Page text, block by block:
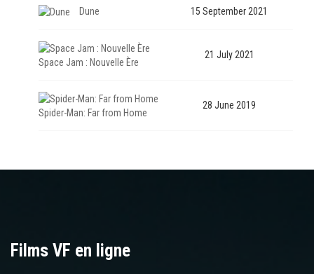
Dune 15 September 2021
Space Jam : Nouvelle Ère
21 July 2021
Spider-Man: Far from Home
28 June 2019
Films VF en ligne